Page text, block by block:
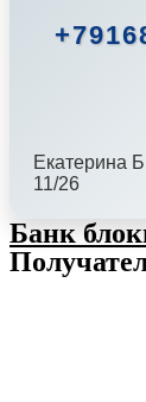
Екатерина Б
11/26
Банк